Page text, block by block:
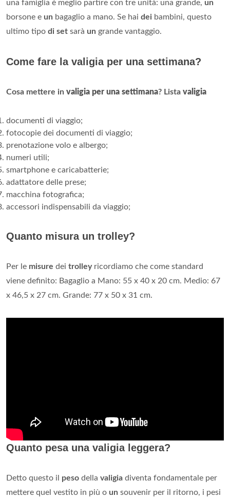
una famiglia è meglio partire con tre unità: una grande, un
borsone e un bagaglio a mano. Se hai dei bambini, questo
ultimo tipo di set sarà un grande vantaggio.
Come fare la valigia per una settimana?
Cosa mettere in valigia per una settimana? Lista valigia
documenti di viaggio;
fotocopie dei documenti di viaggio;
prenotazione volo e albergo;
numeri utili;
smartphone e caricabatterie;
adattatore delle prese;
macchina fotografica;
accessori indispensabili da viaggio;
Quanto misura un trolley?
Per le misure dei trolleyricordiamo che come standard
viene definito: Bagaglio a Mano: 55 x 40 x 20 cm. Medio: 67
x 46,5 x 27 cm. Grande: 77 x 50 x 31 cm.
Quanto pesa una valigia leggera?
Detto questo il peso della valigia diventa fondamentale per
mettere quel vestito in più o un souvenir per il ritorno, i pesi